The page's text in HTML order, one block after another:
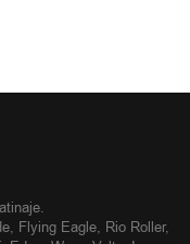
Flying Eagle, Rio Roller,